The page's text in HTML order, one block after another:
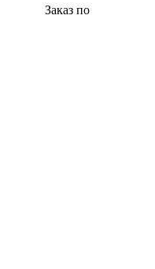
Заказ по